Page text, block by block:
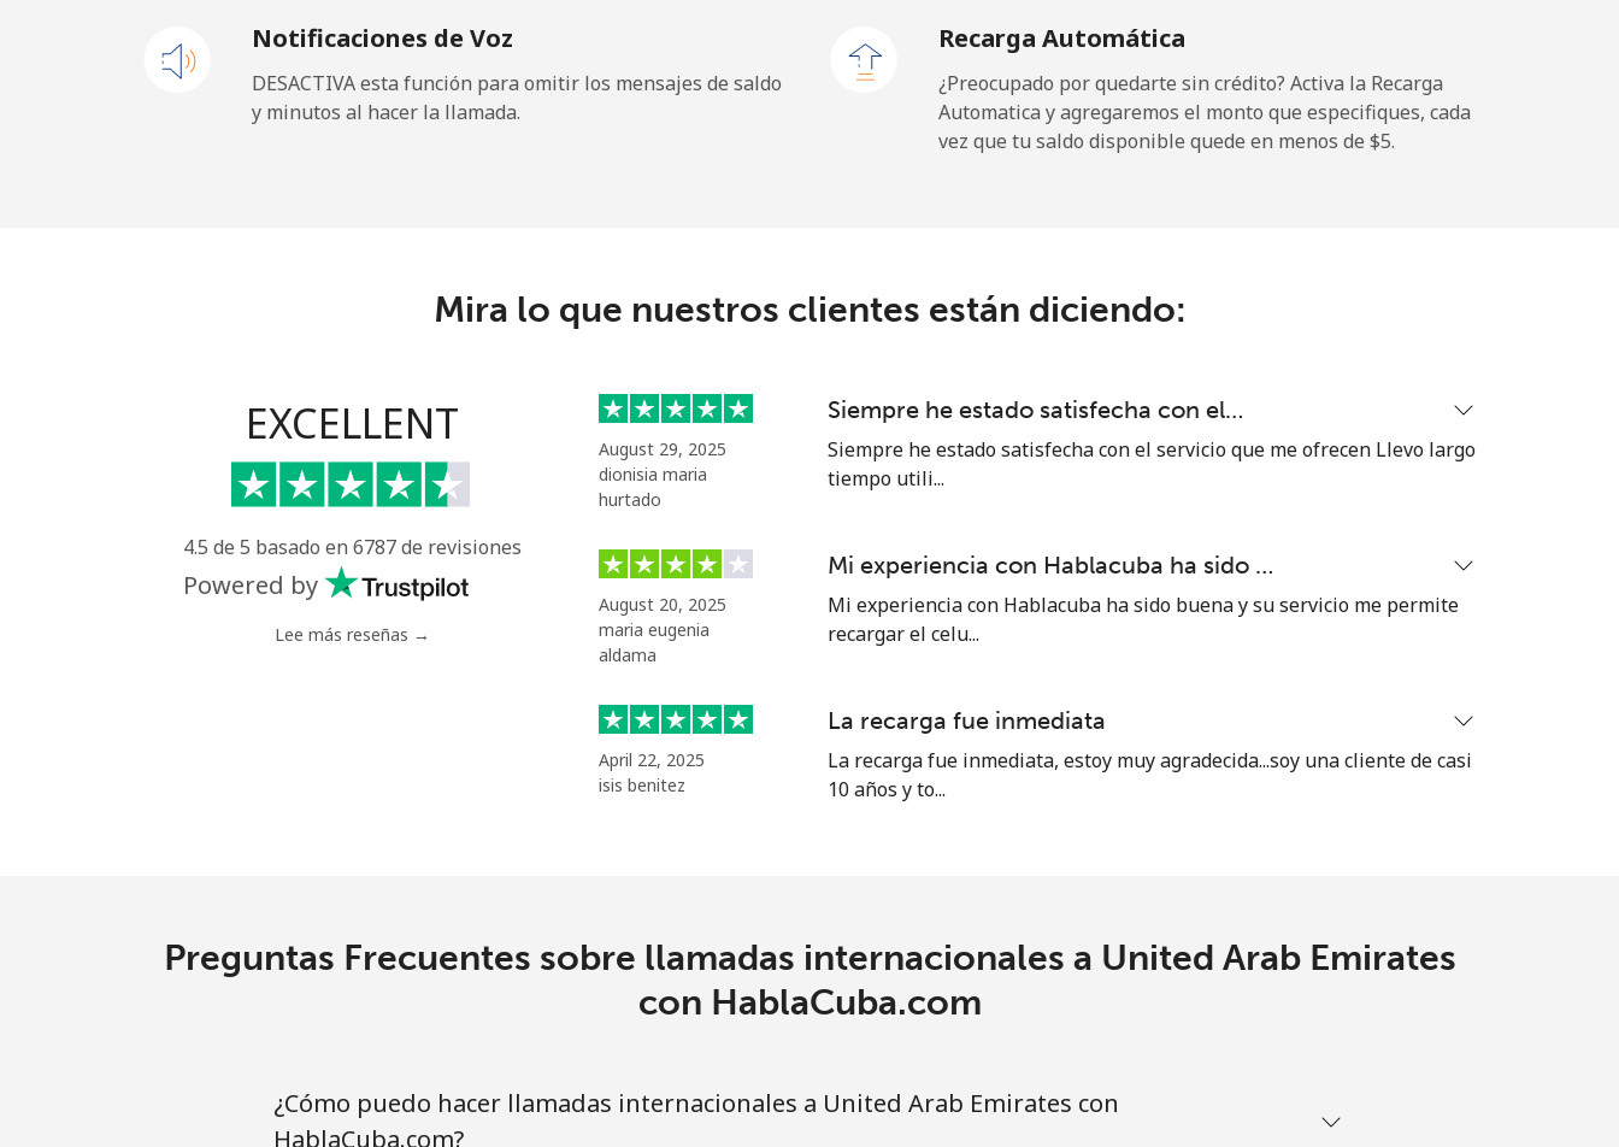
All country 665 min por ⁦$10⁩
Uruguay
⁦6.5¢⁩ 153 min por ⁦$10⁩
All country 57 min por ⁦$10⁩
Uzbekistan
Línea fija 59 min por ⁦$10⁩ -
Celular 59 min por ⁦$10⁩
Notificaciones de Voz
DESACTIVA esta función para omitir los mensajes de saldo
y minutos al hacer la llamada.
Recarga Automática
¿Preocupado por quedarte sin crédito? Activa la Recarga
Automatica y agregaremos el monto que especifiques, cada
vez que tu saldo disponible quede en menos de ⁦$5⁩.
Mira lo que nuestros clientes están diciendo:
EXCELLENT
4.5 de 5 basado en 6787 de revisiones
Powered by
Lee más reseñas →
August 29, 2025
dionisia maria
hurtado
Siempre he estado satisfecha con el…
Siempre he estado satisfecha con el servicio que me ofrecen Llevo largo
tiempo utili...
August 20, 2025
maria eugenia
aldama
Mi experiencia con Hablacuba ha sido …
Mi experiencia con Hablacuba ha sido buena y su servicio me permite
recargar el celu...
April 22, 2025
isis benitez
La recarga fue inmediata
La recarga fue inmediata, estoy muy agradecida...soy una cliente de casi
10 años y to...
Preguntas Frecuentes sobre llamadas internacionales a United Arab Emirates
con HablaCuba.com
¿Cómo puedo hacer llamadas internacionales a United Arab Emirates con
HablaCuba.com?